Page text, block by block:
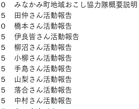
　みなかみ町地域おこし協力隊概要説明
　田仲さん活動報告
　橋本さん活動報告
　伊良皆さん活動報告
　柳沼さん活動報告
　小柳さん活動報告
　手島さん活動報告
　山梨さん活動報告
　落合さん活動報告
　中村さん活動報告